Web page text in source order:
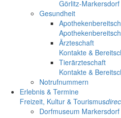
Görlitz-
Gesundheit
Ärzteschaft
Kontakte &
Tierärzteschaft
Kontakte &
Notrufnummern
Erlebnis & Termine
Freizeit, Kultur & Tourismus
Dorfmuseum Markersdorf